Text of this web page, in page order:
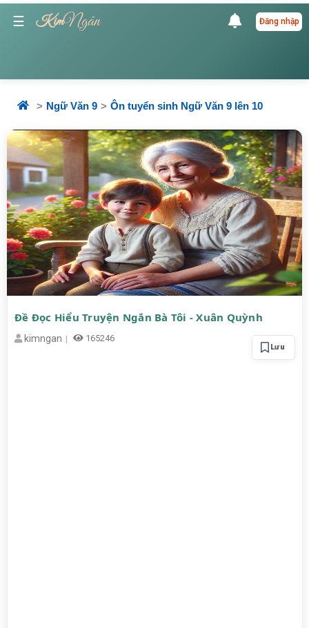
☰ KimNgân Đăng nhập
Ngữ Văn 9 Ôn tuyển sinh Ngữ Văn 9 lên 10
Đề Đọc Hiểu Truyện Ngắn Bà Tôi - Xuân Quỳnh
kimngan 165246
Lưu